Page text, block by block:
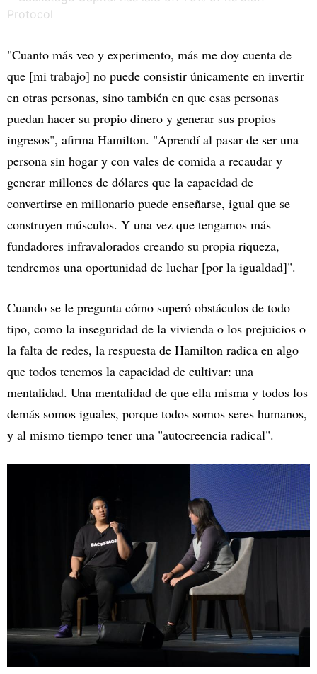
"Cuanto más veo y experimento, más me doy cuenta de
que [mi trabajo] no puede consistir únicamente en invertir
en otras personas, sino también en que esas personas
puedan hacer su propio dinero y generar sus propios
ingresos", afirma Hamilton. "Aprendí al pasar de ser una
persona sin hogar y con vales de comida a recaudar y
generar millones de dólares que la capacidad de
convertirse en millonario puede enseñarse, igual que se
construyen músculos. Y una vez que tengamos más
fundadores infravalorados creando su propia riqueza,
tendremos una oportunidad de luchar [por la igualdad]".
Cuando se le pregunta cómo superó obstáculos de todo
tipo, como la inseguridad de la vivienda o los prejuicios o
la falta de redes, la respuesta de Hamilton radica en algo
que todos tenemos la capacidad de cultivar: una
mentalidad. Una mentalidad de que ella misma y todos los
demás somos iguales, porque todos somos seres humanos,
y al mismo tiempo tener una "autocreencia radical".